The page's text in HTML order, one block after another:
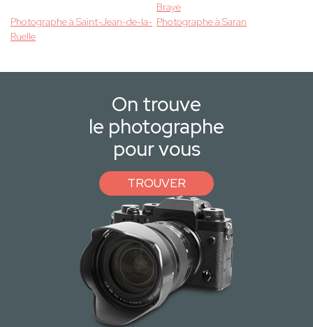
Braye
Photographe à Saint-Jean-de-la-
Ruelle
Photographe à Saran
On trouve
le photographe
pour vous
TROUVER